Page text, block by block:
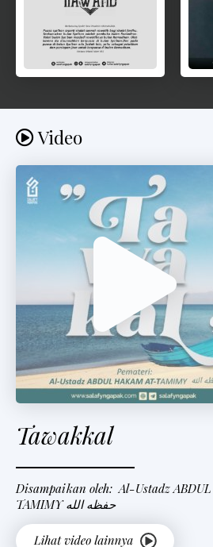
Video
Tawakkal
Disampaikan oleh: Al-Ustadz
TAMIMY حفظه الله